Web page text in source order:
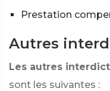
Prestation
Autres
Les autres
sont les suivantes :